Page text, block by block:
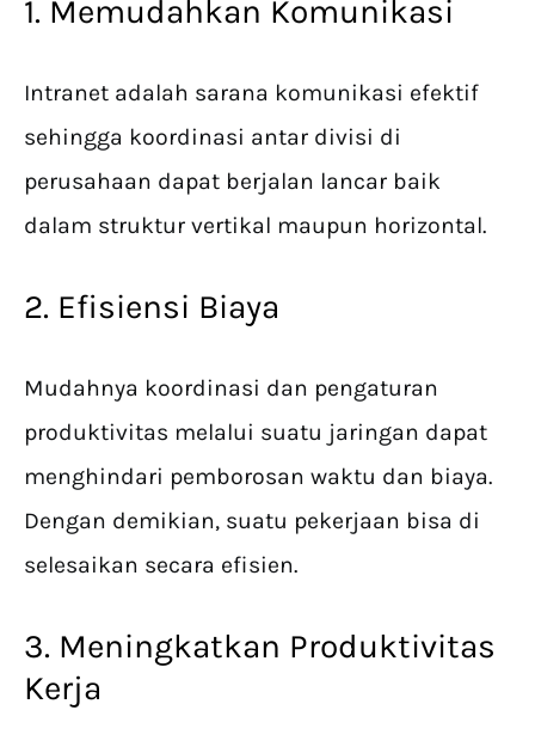
1. Memudahkan Komunikasi
Intranet adalah sarana komunikasi efektif
sehingga koordinasi antar divisi di
perusahaan dapat berjalan lancar baik
dalam struktur vertikal maupun horizontal.
2. Efisiensi Biaya
Mudahnya koordinasi dan pengaturan
produktivitas melalui suatu jaringan dapat
menghindari pemborosan waktu dan biaya.
Dengan demikian, suatu pekerjaan bisa di
selesaikan secara efisien.
3. Meningkatkan Produktivitas
Kerja